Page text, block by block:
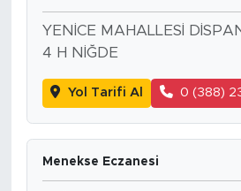
YENİCE MAHALLESİ
4 H NİĞDE
Yol Tarifi Al 0 (388)
Menekse Eczanesi